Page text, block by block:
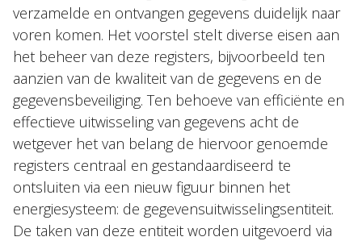
verzamelde en ontvangen gegevens duidelijk naar
voren komen. Het voorstel stelt diverse eisen aan
het beheer van deze registers, bijvoorbeeld ten
aanzien van de kwaliteit van de gegevens en de
gegevensbeveiliging. Ten behoeve van efficiënte en
effectieve uitwisseling van gegevens acht de
wetgever het van belang de hiervoor genoemde
registers centraal en gestandaardiseerd te
ontsluiten via een nieuw figuur binnen het
energiesysteem: de gegevensuitwisselingsentiteit.
De taken van deze entiteit worden uitgevoerd via